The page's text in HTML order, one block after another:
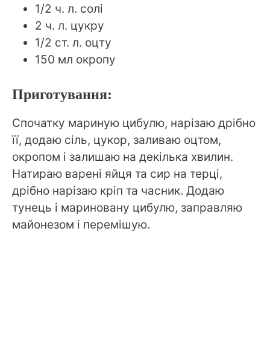
1/2 ч. л. солі
2 ч. л. цукру
1/2 ст. л. оцту
150 мл окропу
Приготування:
Спочатку мариную цибулю, нарізаю дрібно
її, додаю сіль, цукор, заливаю оцтом,
окропом і залишаю на декілька хвилин.
Натираю варені яйця та сир на терці,
дрібно нарізаю кріп та часник. Додаю
тунець і мариновану цибулю, заправляю
майонезом і перемішую.